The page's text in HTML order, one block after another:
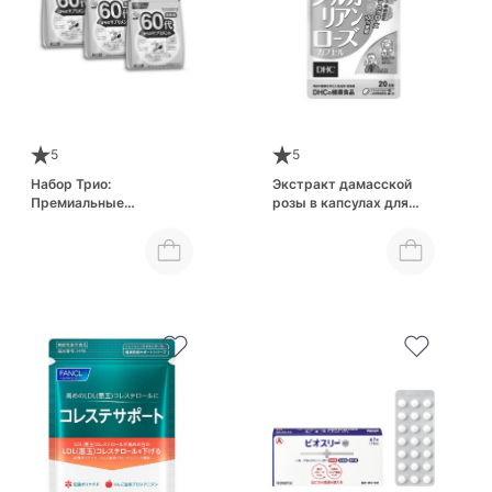
5
Набор Трио:
Премиальные
от 60 лет FANCL - 3 шт
5
Экстракт дамасской
розы в капсулах для
DHC Fragrant Bulgarian